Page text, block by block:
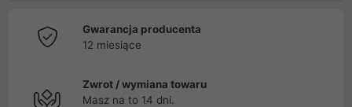
Gwarancja producenta
12 miesiące
Zwrot / wymiana towaru
Masz na to 14 dni.